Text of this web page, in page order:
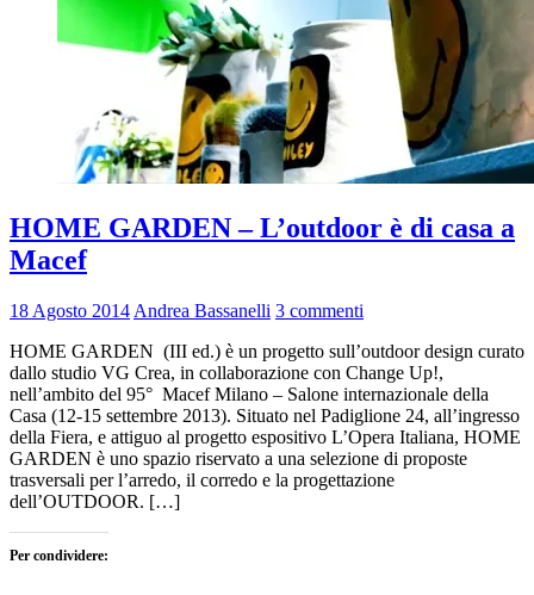
HOME GARDEN – L’outdoor è di casa a
Macef
18 Agosto 2014 Andrea Bassanelli 3 commenti
HOME GARDEN (III ed.) è un progetto sull’outdoor design curato
dallo studio VG Crea, in collaborazione con Change Up!,
nell’ambito del 95° Macef Milano – Salone internazionale della
Casa (12-15 settembre 2013). Situato nel Padiglione 24, all’ingresso
della Fiera, e attiguo al progetto espositivo L’Opera Italiana, HOME
GARDEN è uno spazio riservato a una selezione di proposte
trasversali per l’arredo, il corredo e la progettazione
dell’OUTDOOR. […]
Per condividere: